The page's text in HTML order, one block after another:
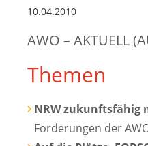
10.04.2010
AWO – AKTUELL
Themen
NRW zukunftsfähig
Forderungen der